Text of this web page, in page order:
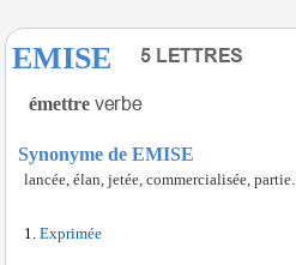
EMISE
émettre
Synonyme de EMISE
lancée, élan, jetée, commercialisée, partie.
Exprimée